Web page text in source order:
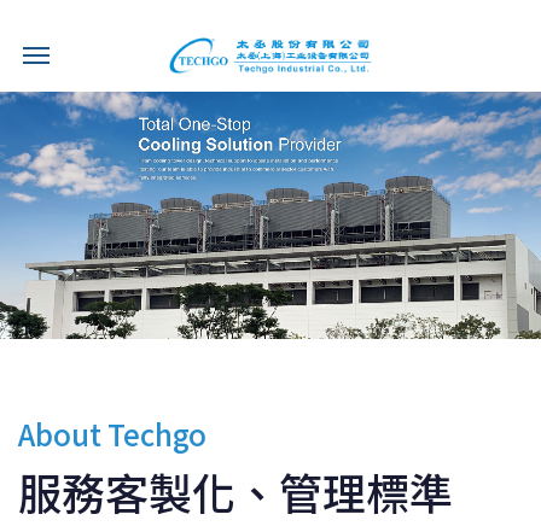
About Techgo
服務客製化、管理標準